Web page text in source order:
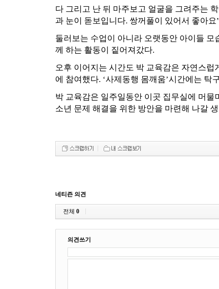
다 그리고 난 뒤 마주보고 얼굴을 그려주는
과 눈이 돋보입니다. 쌍꺼풀이 있어서 좋아
둘러보는 수업이 아니라 오랫동안 아이들
께 하는 활동이 짙어져갔다.
오후 이어지는 시간도 박 교육감은 자연스
에 참여했다. ‘사제동행 몸깨움’시간에는 탁
박 교육감은 일주일동안 이곳 집무실에 머
소년 문제 해결을 위한 방안을 마련해 나갈
네티즌 의견
전체 0
의견쓰기